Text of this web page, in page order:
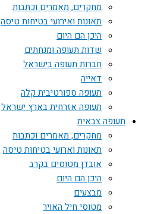
מחקרים, מאמרים וכתבות
תאונות ואירועי בטיחות טיסה
היכן הם היום
שדות תעופה ומנחתים
חברות תעופה בישראל
דאייה
תעופה ספורטיבית קלה
תעופה אזרחית בארץ ישראל
תעופה צבאית
מחקרים, מאמרים וכתבות
תאונות וארועי בטיחות טיסה
אובדן מטוסים בקרב
היכן הם היום
מבצעים
מטוסי חיל האויר